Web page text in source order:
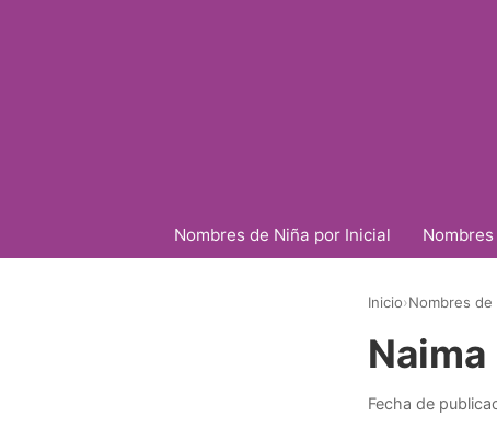
Nombres de Niña por Inicial
Inicio›Nombres de
Naima
Fecha de